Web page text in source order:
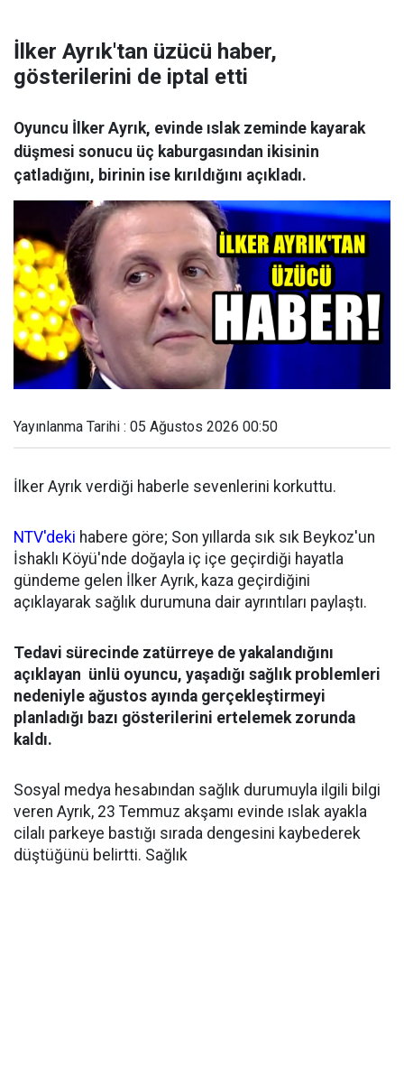
İlker Ayrık'tan üzücü haber,
gösterilerini de iptal etti
Oyuncu İlker Ayrık, evinde ıslak zeminde kayarak
düşmesi sonucu üç kaburgasından ikisinin
çatladığını, birinin ise kırıldığını açıkladı.
Yayınlanma Tarihi : 05 Ağustos 2026 00:50
İlker Ayrık verdiği haberle sevenlerini korkuttu.
NTV'deki habere göre; Son yıllarda sık sık Beykoz'un
İshaklı Köyü'nde doğayla iç içe geçirdiği hayatla
gündeme gelen İlker Ayrık, kaza geçirdiğini
açıklayarak sağlık durumuna dair ayrıntıları paylaştı.
Tedavi sürecinde zatürreye de yakalandığını
açıklayan ünlü oyuncu, yaşadığı sağlık problemleri
nedeniyle ağustos ayında gerçekleştirmeyi
planladığı bazı gösterilerini ertelemek zorunda
kaldı.
Sosyal medya hesabından sağlık durumuyla ilgili bilgi
veren Ayrık, 23 Temmuz akşamı evinde ıslak ayakla
cilalı parkeye bastığı sırada dengesini kaybederek
düştüğünü belirtti. Sağlık